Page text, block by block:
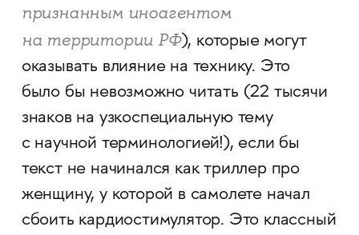
признанным иноагентом
на территории РФ), которые могут
оказывать влияние на технику. Это
было бы невозможно читать (22 тысячи
знаков на узкоспециальную тему
с научной терминологией!), если бы
текст не начинался как триллер про
женщину, у которой в самолете начал
сбоить кардиостимулятор. Это классный